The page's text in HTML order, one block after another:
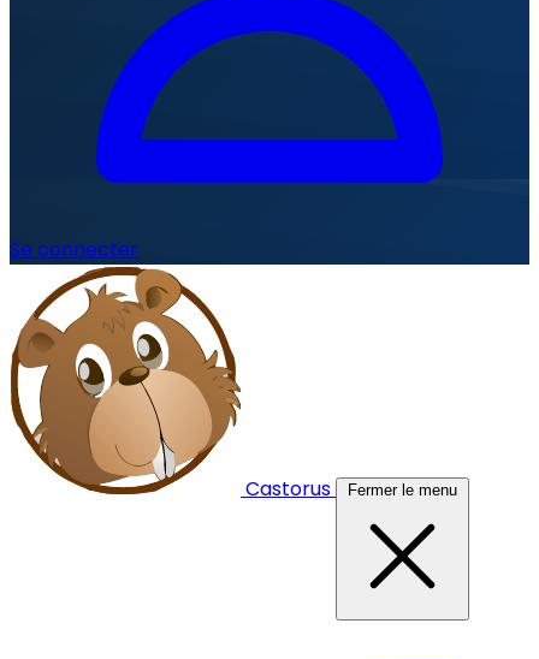
Se connecter
Castorus Fermer le menu